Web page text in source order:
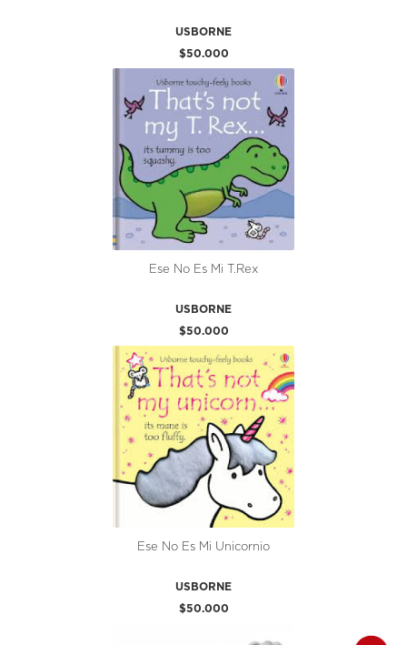
USBORNE
$50.000
Ese No Es Mi T.Rex
USBORNE
$50.000
Ese No Es Mi Unicornio
USBORNE
$50.000